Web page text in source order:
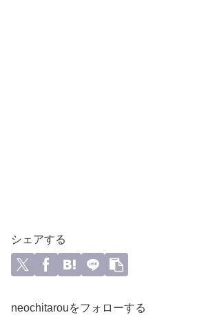
シェアする
neochitarouをフォローする